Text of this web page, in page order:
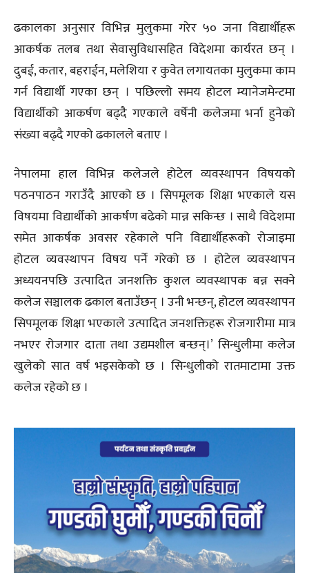
ढकालका अनुसार विभिन्न मुलुकमा गरेर ५० जना विद्यार्थीहरू
आकर्षक तलब तथा सेवासुविधासहित विदेशमा कार्यरत छन् ।
दुबई, कतार, बहराईन, मलेशिया र कुवेत लगायतका मुलुकमा काम
गर्न विद्यार्थी गएका छन् । पछिल्लो समय होटल म्यानेजमेन्टमा
विद्यार्थीको आकर्षण बढ्दै गएकाले वर्षेनी कलेजमा भर्ना हुनेको
संख्या बढ्दै गएको ढकालले बताए ।
नेपालमा हाल विभिन्न कलेजले होटेल व्यवस्थापन विषयको
पठनपाठन गराउँदै आएको छ । सिपमूलक शिक्षा भएकाले यस
विषयमा विद्यार्थीको आकर्षण बढेको मान्न सकिन्छ । साथै विदेशमा
समेत आकर्षक अवसर रहेकाले पनि विद्यार्थीहरूको रोजाइमा
होटल व्यवस्थापन विषय पर्ने गरेको छ । होटेल व्यवस्थापन
अध्ययनपछि उत्पादित जनशक्ति कुशल व्यवस्थापक बन्न सक्ने
कलेज सञ्चालक ढकाल बताउँछन् । उनी भन्छन्, होटल व्यवस्थापन
सिपमूलक शिक्षा भएकाले उत्पादित जनशक्तिहरू रोजगारीमा मात्र
नभएर रोजगार दाता तथा उद्यमशील बन्छन्।’ सिन्धुलीमा कलेज
खुलेको सात वर्ष भइसकेको छ । सिन्धुलीको रातमाटामा उक्त
कलेज रहेको छ ।